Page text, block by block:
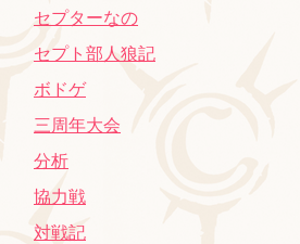
セプターなの
セプト部人狼記
ボドゲ
三周年大会
分析
協力戦
対戦記